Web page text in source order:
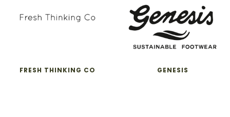
FRESH THINKING CO GENESIS